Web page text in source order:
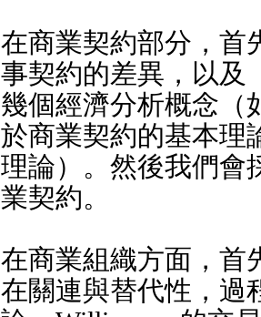
在商業契約部分，首
事契約的差異，以及
幾個經濟分析概念（
於商業契約的基本理
理論）。然後我們會
業契約。
在商業組織方面，首
在關連與替代性，過